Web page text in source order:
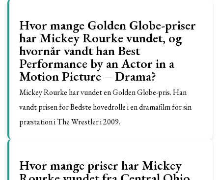
Hvor mange Golden Globe-priser
har Mickey Rourke vundet, og
hvornår vandt han Best
Performance by an Actor in a
Motion Picture – Drama?
Mickey Rourke har vundet en Golden Globe-pris. Han
vandt prisen for Bedste hovedrolle i en dramafilm for sin
præstation i The Wrestler i 2009.
Hvor mange priser har Mickey